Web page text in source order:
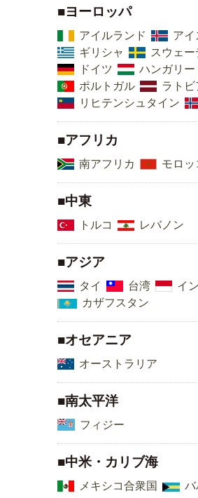
■ヨーロッパ
アイルランド ア
ギリシャ
スウェ
ドイツ
ハンガリー
ポルトガル
ラトビ
リヒテンシュタイン
■アフリカ
南アフリカ モロッ
■中東
トルコ レバノン
■アジア
タイ 台湾 イ
カザフスタン
■オセアニア
オーストラリア
■南太平洋
フィジー
■中米・カリブ海
メキシコ合衆国